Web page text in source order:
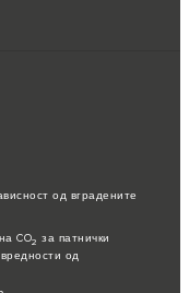
од вградените
CO2 за патнички
од